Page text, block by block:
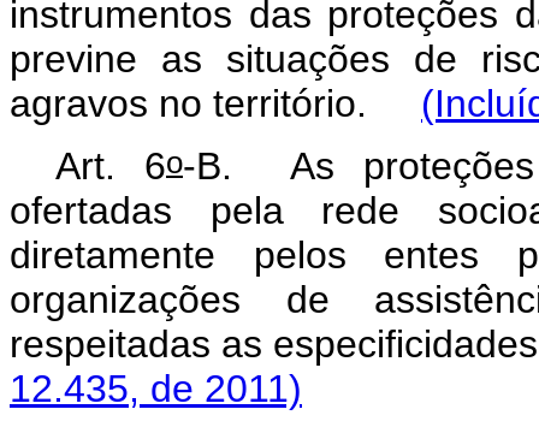
instrumentos das proteções
previne as situações de
agravos no território.
Art. 6o-B. As
ofertadas pela rede
diretamente pelos entes
organizações de
respeitadas as
12.435, de 2011)